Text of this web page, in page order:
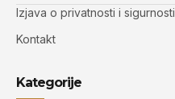
Izjava o privatnosti i
Kontakt
Kategorije